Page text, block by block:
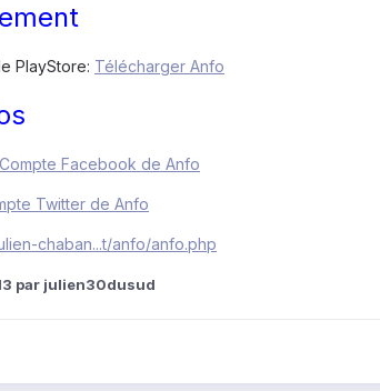
PlayStore: Télécharger Anfo
Compte Facebook de Anfo
Twitter de Anfo
chaban...t/anfo/anfo.php
par julien30dusud